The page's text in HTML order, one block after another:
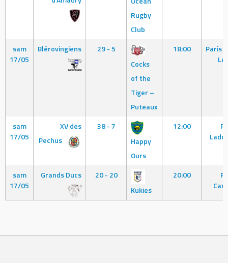
Rugby
Club
sam
17/05
Blérovingiens
29 - 5
Cocks
of the
Tiger –
Puteaux
18:00
Paris
sam
17/05
XV des
Pechus
38 - 7
Happy
Ours
12:00
sam
17/05
Grands Ducs
20 - 20
Kukies
20:00